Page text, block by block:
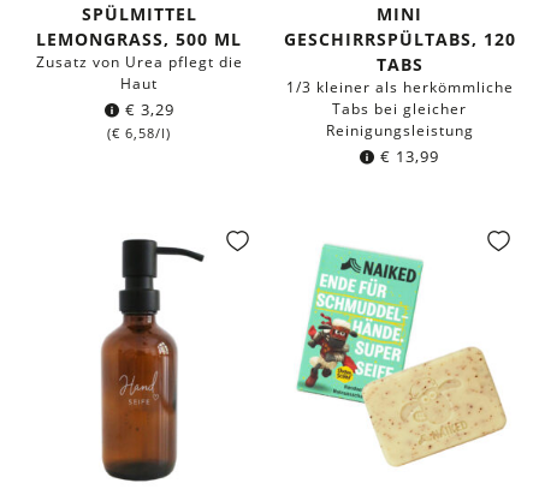
SPÜLMITTEL
LEMONGRASS, 500 ML
Zusatz von Urea pflegt die
Haut
€ 3,29
(€ 6,58/l)
MINI
GESCHIRRSPÜLTABS, 120
TABS
1/3 kleiner als herkömmliche
Tabs bei gleicher
Reinigungsleistung
€ 13,99